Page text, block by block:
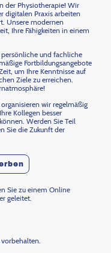
der Physiotherapie! Wir
digitalen Praxis arbeiten
Unsere modernen
Ihre Fähigkeiten in einem
und fachliche
Fortbildungsangebote
um Ihre Kenntnisse auf
Ziele zu erreichen.
wir regelmäßig
Kollegen besser
Werden Sie Teil
Sie die Zukunft der
Sie zu einem Online
geleitet.